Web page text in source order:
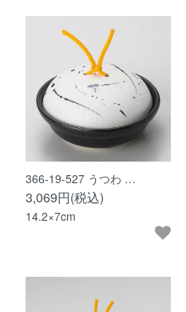
366-19-527 うつわ …
3,069円(税込)
14.2×7cm